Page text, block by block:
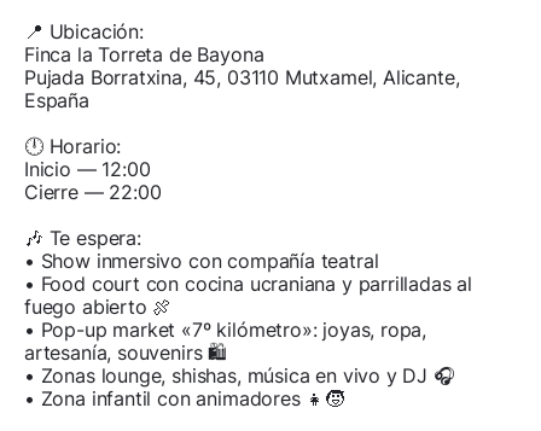
📍 Ubicación:
Finca la Torreta de Bayona
Pujada Borratxina, 45, 03110 Mutxamel, Alicante,
España
🕛 Horario:
Inicio — 12:00
Cierre — 22:00
🎶 Te espera:
• Show inmersivo con compañía teatral
• Food court con cocina ucraniana y parrilladas al
fuego abierto 🍖
• Pop-up market «7º kilómetro»: joyas, ropa,
artesanía, souvenirs 🛍️
• Zonas lounge, shishas, música en vivo y DJ 🎧
• Zona infantil con animadores 👧🧒